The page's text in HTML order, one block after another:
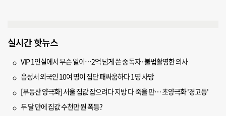
실시간 핫뉴스
VIP 1인실에서 무슨 일이…2억 넘게 쓴 중독자·불법촬영한 의사
음성서 외국인 10여 명이 집단 패싸움하다 1명 사망
[부동산 양극화] 서울 집값 잡으려다 지방 다 죽을 판… 초양극화 '경고등'
두 달 만에 집값 수천만 원 폭등?